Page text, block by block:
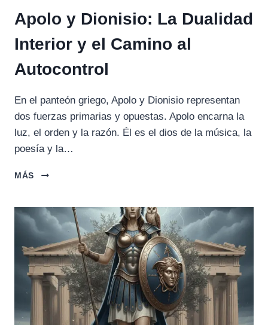
Apolo y Dionisio: La Dualidad
Interior y el Camino al
Autocontrol
En el panteón griego, Apolo y Dionisio representan
dos fuerzas primarias y opuestas. Apolo encarna la
luz, el orden y la razón. Él es el dios de la música, la
poesía y la…
MÁS
APOLO
LA
DUALIDAD
INTERIOR
Y
EL
CAMINO
AL
AUTOCONTROL